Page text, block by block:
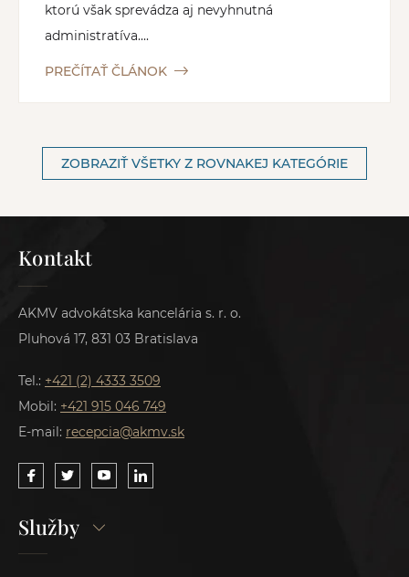
ktorú však sprevádza aj nevyhnutná
administratíva....
PREČÍTAŤ ČLÁNOK
ZOBRAZIŤ VŠETKY Z ROVNAKEJ KATEGÓRIE
Kontakt
AKMV advokátska kancelária s. r. o.
Pluhová 17, 831 03 Bratislava
Tel.: +421 (2) 4333 3509
Mobil: +421 915 046 749
E-mail: recepcia@akmv.sk
Služby